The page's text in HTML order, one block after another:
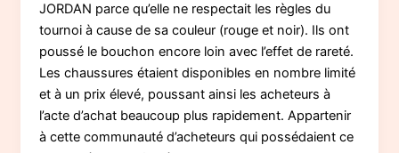
JORDAN parce qu’elle ne respectait les règles du
tournoi à cause de sa couleur (rouge et noir). Ils ont
poussé le bouchon encore loin avec l’effet de rareté.
Les chaussures étaient disponibles en nombre limité
et à un prix élevé, poussant ainsi les acheteurs à
l’acte d’achat beaucoup plus rapidement. Appartenir
à cette communauté d’acheteurs qui possédaient ce